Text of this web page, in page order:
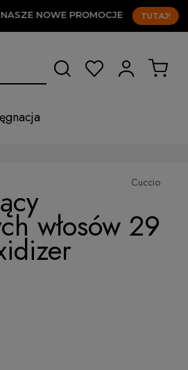
NOWE PROMOCJE TUTAJ!
Cuccio
włosów 29